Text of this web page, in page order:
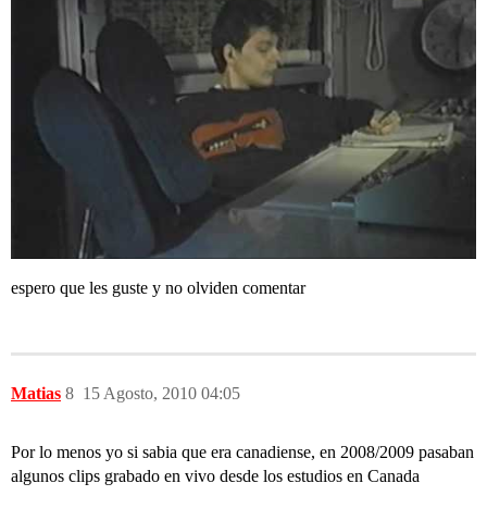
espero que les guste y no olviden comentar
Matias 15 Agosto, 2010 04:05
8
Por lo menos yo si sabia que era canadiense, en 2008/2009 pasaban
algunos clips grabado en vivo desde los estudios en Canada